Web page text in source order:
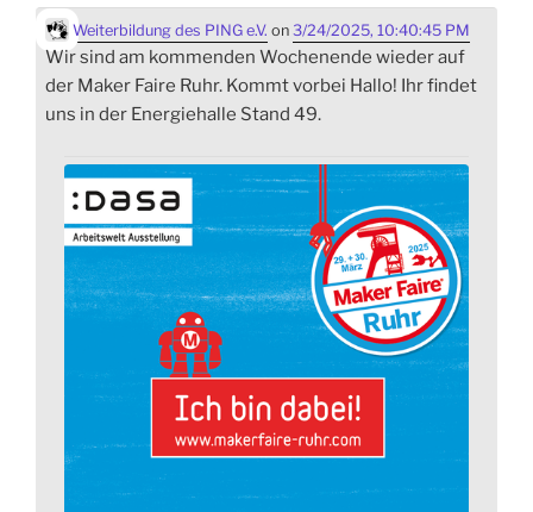
Weiterbildung des PING e.V. on 3/24/2025, 10:40:45 PM
Wir sind am kommenden Wochenende wieder auf
der Maker Faire Ruhr. Kommt vorbei Hallo! Ihr findet
uns in der Energiehalle Stand 49.